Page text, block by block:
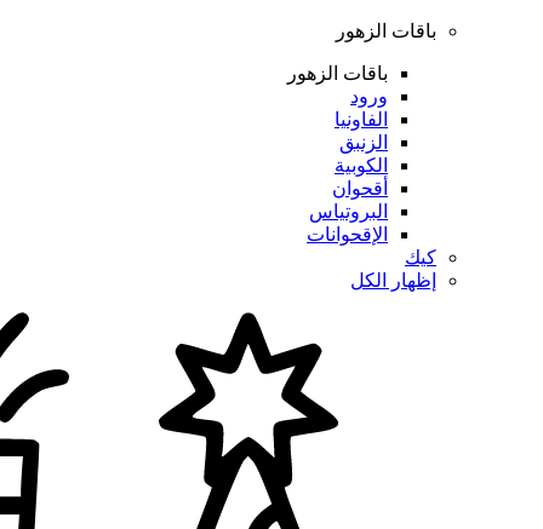
باقات الزهور
باقات الزهور
ورود
الفاونيا
الزنبق
الكوبية
أقحوان
البروتياس
الإقحوانات
كيك
إظهار الكل